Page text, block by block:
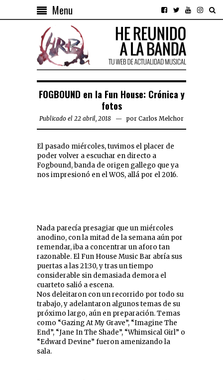
Menu
FOGBOUND en la Fun House: Crónica y
fotos
Publicado el 22 abril, 2018 por Carlos Melchor
El pasado miércoles, tuvimos el placer de
poder volver a escuchar en directo a
Fogbound, banda de origen gallego que ya
nos impresionó en el WOS, allá por el 2016.
Nada parecía presagiar que un miércoles
anodino, con la mitad de la semana aún por
remendar, iba a concentrar un aforo tan
razonable. El Fun House Music Bar abría sus
puertas a las 21:30, y tras un tiempo
considerable sin demasiada demora el
cuarteto salió a escena.
Nos deleitaron con un recorrido por todo su
trabajo, y adelantaron algunos temas de su
próximo largo, aún en preparación. Temas
como “Gazing At My Grave”, “Imagine The
End”, “Jane In The Shade”, “Whimsical Girl” o
“Edward Devine” fueron amenizando la
sala.